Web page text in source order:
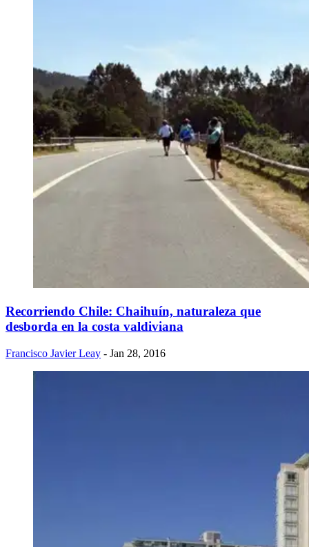
Recorriendo Chile: Chaihuín, naturaleza que
desborda en la costa valdiviana
Francisco Javier Leay - Jan 28, 2016